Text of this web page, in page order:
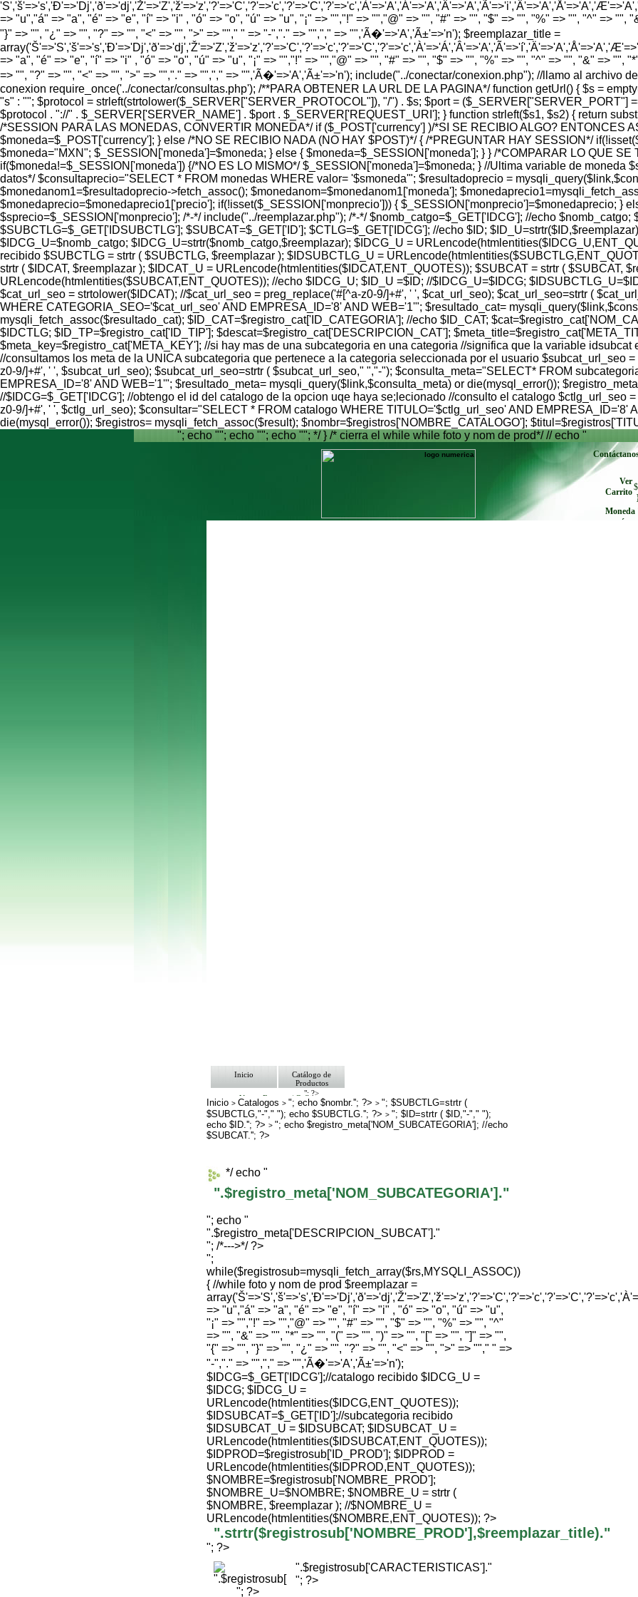
=> "u","á" => "a", "é" => "e", "í" => "i" , "ó" => "o", "ú" => "u", "¡" => "","!" => "","@" => "", "#" => "", "$" => "", "%" => "", "^" => "",
"}" => "", "¿" => "", "?" => "", "<" => "", ">" => ""," " => "-","." => "","," => "",'Ã�'=>'A','Ã±'=>'n'); $reemplazar_title =
=> "a", "é" => "e", "í" => "i" , "ó" => "o", "ú" => "u", "¡" => "","!" => "","@" => "", "#" => "", "$" => "", "%" => "", "^" => "", "&" => "",
=> "", "?" => "", "<" => "", ">" => "","." => "","," => "",'Ã�'=>'A','Ã±'=>'n'); include("../conectar/conexion.php"); //llamo al archivo
conexion require_once('../conectar/consultas.php'); /**PARA OBTENER LA URL DE LA PAGINA*/ function getUrl() { $s =
"s" : ""; $protocol = strleft(strtolower($_SERVER["SERVER_PROTOCOL"]), "/") . $s; $port = ($_SERVER["SERVER_PORT"]
$protocol . "://" . $_SERVER['SERVER_NAME'] . $port . $_SERVER['REQUEST_URI']; } function strleft($s1, $s2) { return
/*SESSION PARA LAS MONEDAS, CONVERTIR MONEDA*/ if ($_POST['currency'] )/*SI SE RECIBIO ALGO? ENTONCES
$moneda=$_POST['currency']; } else /*NO SE RECIBIO NADA (NO HAY $POST)*/ { /*PREGUNTAR HAY SESSION*/
$moneda="MXN"; $_SESSION['moneda']=$moneda; } else { $moneda=$_SESSION['moneda']; } } /*COMPARAR LO QUE
if($moneda!=$_SESSION['moneda']) {/*NO ES LO MISMO*/ $_SESSION['moneda']=$moneda; } //Ultima variable de moneda
datos*/ $consultaprecio="SELECT * FROM monedas WHERE valor= '$smoneda'"; $resultadoprecio =
$monedanom1=$resultadoprecio->fetch_assoc(); $monedanom=$monedanom1['moneda'];
$monedaprecio=$monedaprecio1['precio']; if(!isset($_SESSION['monprecio'])) { $_SESSION['monprecio']=$monedaprecio; }
$sprecio=$_SESSION['monprecio']; /*-*/ include("../reemplazar.php"); /*-*/ $nomb_catgo=$_GET['IDCG']; //echo $nomb_catgo;
$SUBCTLG=$_GET['IDSUBCTLG']; $SUBCAT=$_GET['ID']; $CTLG=$_GET['IDCG']; //echo $ID;
$IDCG_U=$nomb_catgo; $IDCG_U=strtr($nomb_catgo,$reemplazar); $IDCG_U =
recibido $SUBCTLG = strtr ( $SUBCTLG, $reemplazar ); $IDSUBCTLG_U =
strtr ( $IDCAT, $reemplazar ); $IDCAT_U = URLencode(htmlentities($IDCAT,ENT_QUOTES)); $SUBCAT = strtr ( $SUBCAT,
URLencode(htmlentities($SUBCAT,ENT_QUOTES)); //echo $IDCG_U; $ID_U =$ID; //$IDCG_U=$IDCG;
$cat_url_seo = strtolower($IDCAT); //$cat_url_seo = preg_replace('#[^a-z0-9/]+#', ' ', $cat_url_seo); $cat_url_seo=strtr (
WHERE CATEGORIA_SEO='$cat_url_seo' AND EMPRESA_ID='8' AND WEB='1'"; $resultado_cat=
mysqli_fetch_assoc($resultado_cat); $ID_CAT=$registro_cat['ID_CATEGORIA']; //echo $ID_CAT;
$IDCTLG; $ID_TP=$registro_cat['ID_TIP']; $descat=$registro_cat['DESCRIPCION_CAT'];
$meta_key=$registro_cat['META_KEY']; //si hay mas de una subcategoria en una categoria //significa que la variable
//consultamos los meta de la UNICA subcategoria que pertenece a la categoria seleccionada por el usuario $subcat_url_seo
z0-9/]+#', ' ', $subcat_url_seo); $subcat_url_seo=strtr ( $subcat_url_seo," ","-"); $consulta_meta="SELECT* FROM
EMPRESA_ID='8' AND WEB='1'"; $resultado_meta= mysqli_query($link,$consulta_meta) or die(mysql_error());
//$IDCG=$_GET['IDCG']; //obtengo el id del catalogo de la opcion uqe haya se;lecionado //consulto el catalogo $ctlg_url_seo
z0-9/]+#', ' ', $ctlg_url_seo); $consultar="SELECT * FROM catalogo WHERE TITULO='$ctlg_url_seo' AND EMPRESA_ID='8'
die(mysql_error()); $registros= mysqli_fetch_assoc($result); $nombr=$registros['NOMBRE_CATALOGO'];
"; echo ""; echo ""; echo ""; */ } /* cierra el while while foto y nom de prod*/ // echo "
Ver
Carrito
Moneda
envíe
Inicio
Catálogo de
Productos
"; ?>
Ventas Empresa/ Gobierno
Ofertas
Envíos y Formas de Pago
Nosotros
Bolsa de Trabajo
Inicio >Catalogos >"; echo $nombr.''; ?>>"; $SUBCTLG=strtr (
$SUBCTLG,"-"," "); echo $SUBCTLG.''; ?>>"; $ID=strtr ( $ID,"-"," ");
echo $ID.''; ?>>"; echo $registro_meta['NOM_SUBCATEGORIA']; //echo
$SUBCAT.''; ?>
*/ echo "
".$registro_meta['NOM_SUBCATEGORIA']."
"; echo "
".$registro_meta['DESCRIPCION_SUBCAT']."
"; /*--->*/ ?>
";
while($registrosub=mysqli_fetch_array($rs,MYSQLI_ASSOC))
{ //while foto y nom de prod $reemplazar =
=> "u","á" => "a", "é" => "e", "í" => "i" , "ó" => "o", "ú" => "u",
"¡" => "","!" => "","@" => "", "#" => "", "$" => "", "%" => "", "^"
=> "", "&" => "", "*" => "", "(" => "", ")" => "", "[" => "", "]" => "",
"{" => "", "}" => "", "¿" => "", "?" => "", "<" => "", ">" => ""," " =>
"-","." => "","," => "",'Ã�'=>'A','Ã±'=>'n');
$IDCG=$_GET['IDCG'];//catalogo recibido $IDCG_U =
$IDCG; $IDCG_U =
URLencode(htmlentities($IDCG,ENT_QUOTES));
$IDSUBCAT=$_GET['ID'];//subcategoria recibido
$IDSUBCAT_U = $IDSUBCAT; $IDSUBCAT_U =
URLencode(htmlentities($IDSUBCAT,ENT_QUOTES));
$IDPROD=$registrosub['ID_PROD']; $IDPROD =
URLencode(htmlentities($IDPROD,ENT_QUOTES));
$NOMBRE=$registrosub['NOMBRE_PROD'];
$NOMBRE_U=$NOMBRE; $NOMBRE_U = strtr (
$NOMBRE, $reemplazar ); //$NOMBRE_U =
URLencode(htmlentities($NOMBRE,ENT_QUOTES)); ?>
".strtr($registrosub['NOMBRE_PROD'],$reemplazar_title)."
"; ?>
"; ?>
".$registrosub['CARACTERISTICAS']."
"; ?>